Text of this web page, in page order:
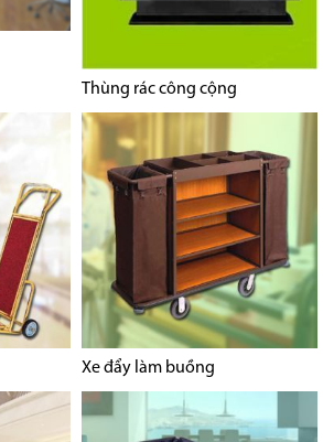
Thùng rác công cộng
Xe đẩy làm buồng